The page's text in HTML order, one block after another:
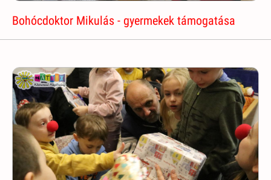
Bohócdoktor Mikulás - gyermekek támogatása